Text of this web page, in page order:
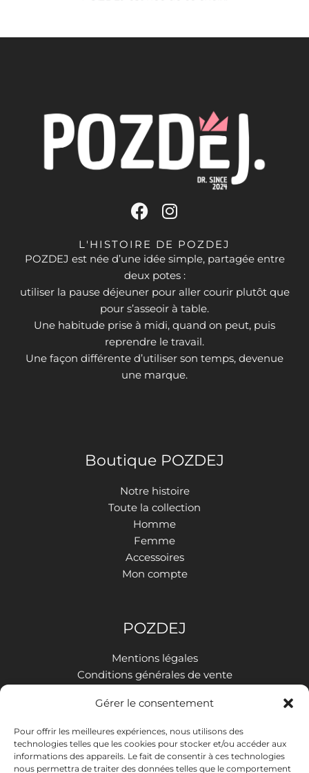
Gérer le consentement
Pour offrir les meilleures expériences, nous utilisons des
technologies telles que les cookies pour stocker et/ou accéder aux
informations des appareils. Le fait de consentir à ces technologies
nous permettra de traiter des données telles que le comportement
F
c
e
b
o
o
k
I
s
t
a
g
r
a
m
L'HISTOIRE DE POZDEJ
POZDEJ est née d’une idée simple, partagée entre
deux potes :
utiliser la pause déjeuner pour aller courir plutôt que
pour s’asseoir à table.
Une habitude prise à midi, quand on peut, puis
reprendre le travail.
Une façon différente d’utiliser son temps, devenue
une marque.
Boutique POZDEJ
Notre histoire
Toute la collection
Homme
Femme
Accessoires
Mon compte
POZDEJ
Mentions légales
Conditions générales de vente
Livraison et retours